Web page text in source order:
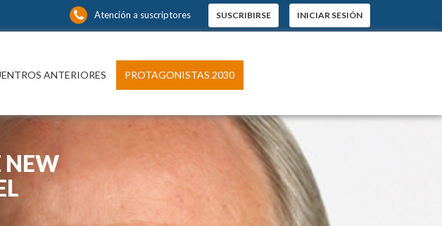
SUSCRIBIRSE INICIAR SESIÓN
Atención a suscriptores
ANTERIORES PROTAGONISTAS 2030
NEW